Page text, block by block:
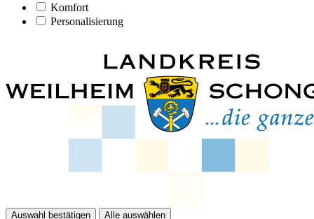
Komfort
Personalisierung
Auswahl bestätigen Alle auswählen